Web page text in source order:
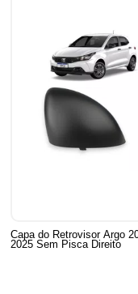
Capa do Retrovisor Argo
2025 Sem Pisca Direito